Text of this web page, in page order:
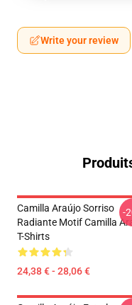
Write your review
Camilla Araújo Sorriso
Radiante Motif Camilla
T-Shirts
24,38 € - 28,06 €
-